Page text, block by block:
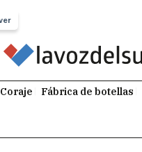
Fábrica de botellas